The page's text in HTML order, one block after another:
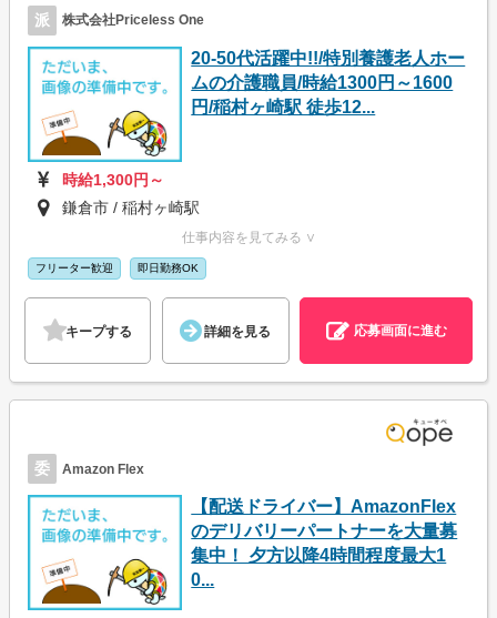
派 株式会社Priceless One
20-50代活躍中!!/特別養護老人ホー
ムの介護職員/時給1300円～1600
円/稲村ヶ崎駅 徒歩12...
時給1,300円～
鎌倉市 / 稲村ヶ崎駅
仕事内容を見てみる ∨
フリーター歓迎 即日勤務OK
キープする 詳細を見る 応募画面に進む
委 Amazon Flex
【配送ドライバー】AmazonFlex
のデリバリーパートナーを大量募
集中！ 夕方以降4時間程度最大1
0...